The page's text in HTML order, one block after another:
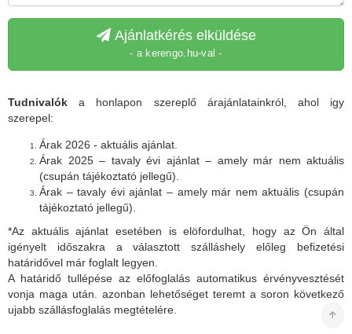
Ajánlatkérés elküldése
- a kerengo.hu-val -
Tudnivalók a honlapon szereplő árajánlatainkról, ahol igy
szerepel:
Árak 2026 - aktuális ajánlat.
Árak 2025 – tavaly évi ajánlat – amely már nem aktuális
(csupán tájékoztató jellegű).
Árak – tavaly évi ajánlat – amely már nem aktuális (csupán
tájékoztató jellegű).
*Az aktuális ajánlat esetében is elöfordulhat, hogy az Ön által
igényelt időszakra a választott szálláshely előleg befizetési
határidővel már foglalt legyen.
A határidő tullépése az előfoglalás automatikus érvényvesztését
vonja maga után. azonban lehetőséget teremt a soron következő
ujabb szállásfoglalás megtételére.